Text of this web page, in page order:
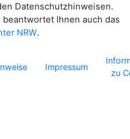
Datenschutzhinweisen.
Ihnen auch das
NRW.
Impressum
zu